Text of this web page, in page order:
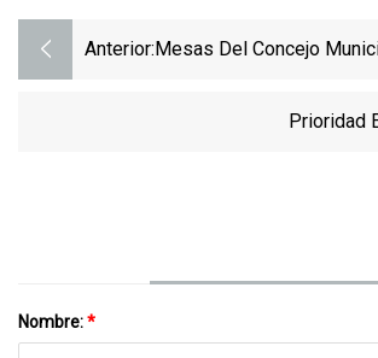
Anterior: Mesas Del Concejo
Prioridad
Nombre:*